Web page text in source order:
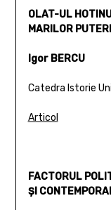
OLAT-UL
MARILOR
Igor BERCU
Catedra Istorie
Articol
FACTORUL
ŞI